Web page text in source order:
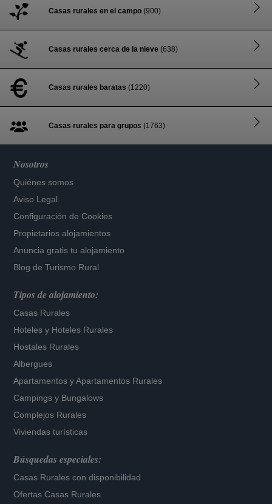
Casas rurales en el campo (900)
Casas rurales cerca de la nieve (638)
Casas rurales baratas (1220)
Casas rurales para grupos (1763)
Nosotros
Quiénes somos
Aviso Legal
Configuración de Cookies
Propietarios alojamientos
Anuncia gratis tu alojamiento
Blog de Turismo Rural
Tipos de alojamiento:
Casas Rurales
Hoteles y Hoteles Rurales
Hostales Rurales
Albergues
Apartamentos yApartamentos Rurales
Campings y Bungalows
Complejos Rurales
Viviendas turísticas
Búsquedas especiales:
Casas Rurales con disponibilidad
Ofertas Casas Rurales